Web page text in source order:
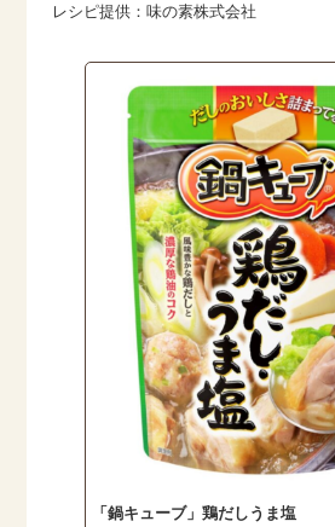
レシピ提供：味の素株式会社
「鍋キューブ」鶏だしうま塩